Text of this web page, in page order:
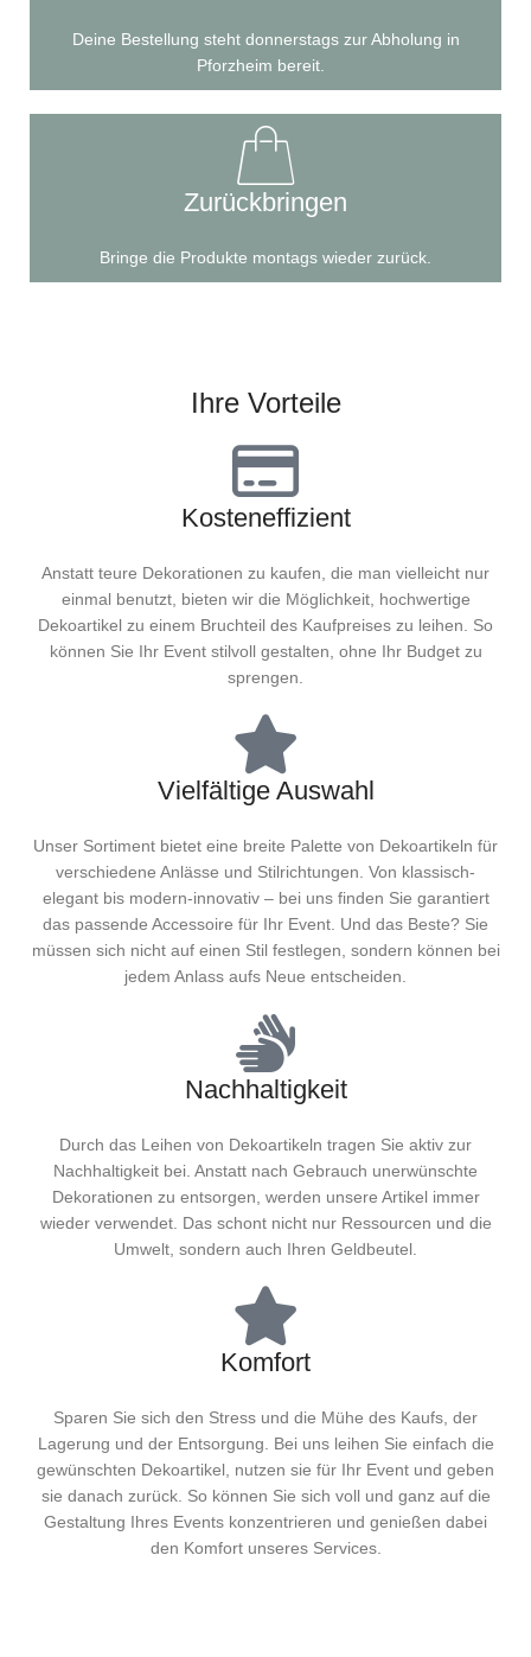
Deine Bestellung steht donnerstags zur Abholung in
Pforzheim bereit.
Zurückbringen
Bringe die Produkte montags wieder zurück.
Ihre Vorteile
Kosteneffizient
Anstatt teure Dekorationen zu kaufen, die man vielleicht nur
einmal benutzt, bieten wir die Möglichkeit, hochwertige
Dekoartikel zu einem Bruchteil des Kaufpreises zu leihen. So
können Sie Ihr Event stilvoll gestalten, ohne Ihr Budget zu
sprengen.
Vielfältige Auswahl
Unser Sortiment bietet eine breite Palette von Dekoartikeln für
verschiedene Anlässe und Stilrichtungen. Von klassisch-
elegant bis modern-innovativ – bei uns finden Sie garantiert
das passende Accessoire für Ihr Event. Und das Beste? Sie
müssen sich nicht auf einen Stil festlegen, sondern können bei
jedem Anlass aufs Neue entscheiden.
Nachhaltigkeit
Durch das Leihen von Dekoartikeln tragen Sie aktiv zur
Nachhaltigkeit bei. Anstatt nach Gebrauch unerwünschte
Dekorationen zu entsorgen, werden unsere Artikel immer
wieder verwendet. Das schont nicht nur Ressourcen und die
Umwelt, sondern auch Ihren Geldbeutel.
Komfort
Sparen Sie sich den Stress und die Mühe des Kaufs, der
Lagerung und der Entsorgung. Bei uns leihen Sie einfach die
gewünschten Dekoartikel, nutzen sie für Ihr Event und geben
sie danach zurück. So können Sie sich voll und ganz auf die
Gestaltung Ihres Events konzentrieren und genießen dabei
den Komfort unseres Services.